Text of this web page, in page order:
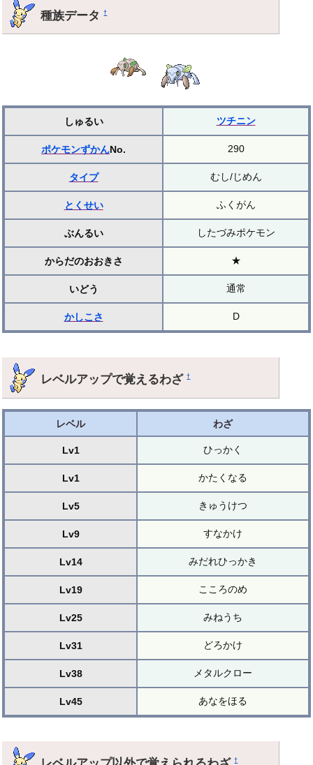
種族データ†
しゅるい ツチニン
ポケモンずかんNo. 290
タイプ むし/じめん
とくせい ふくがん
ぶんるい したづみポケモン
からだのおおきさ ★
いどう 通常
かしこさ D
レベルアップで覚えるわざ†
レベル わざ
Lv1 ひっかく
Lv1 かたくなる
Lv5 きゅうけつ
Lv9 すなかけ
Lv14 みだれひっかき
Lv19 こころのめ
Lv25 みねうち
Lv31 どろかけ
Lv38 メタルクロー
Lv45 あなをほる
†